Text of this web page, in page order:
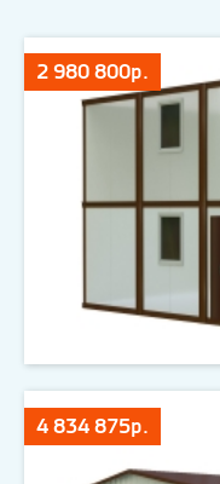
2 980 800р.
4 834 875р.